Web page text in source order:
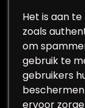
Het is aan
zoals
om
gebruik te
gebruikers
ervoor